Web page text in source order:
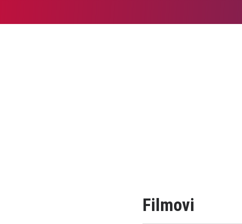
Filmovi